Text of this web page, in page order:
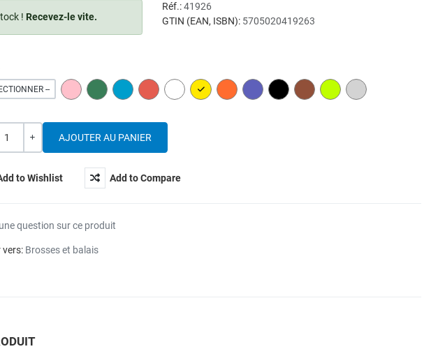
! Recevez-le vite.
Réf.:41926
GTIN (EAN, ISBN): 5705020419263
-- PINK GREEN BLUE RED WHITE YELLOW ORANGE PURPLE BLACK BROWN LIME GREY
to Wishlist Add to Compare
question sur ce produit
vers: Brosses et balais